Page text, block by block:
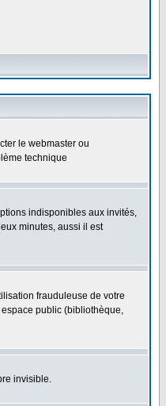
le webmaster ou
technique
indisponibles aux invités,
minutes, aussi il est
frauduleuse de votre
public (bibliothèque,
invisible.